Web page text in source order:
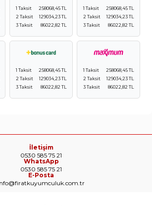
1 Taksit
258068,45 TL
2 Taksit
129034,23 TL
3 Taksit
86022,82 TL
1 Taksit
258068,45 TL
2 Taksit
129034,23 TL
3 Taksit
86022,82 TL
1 Taksit
258068,45 TL
2 Taksit
129034,23 TL
3 Taksit
86022,82 TL
1 Taksit
258068,45 TL
2 Taksit
129034,23 TL
3 Taksit
86022,82 TL
İletişim
0530 585 75 21
WhatsApp
0530 585 75 21
E-Posta